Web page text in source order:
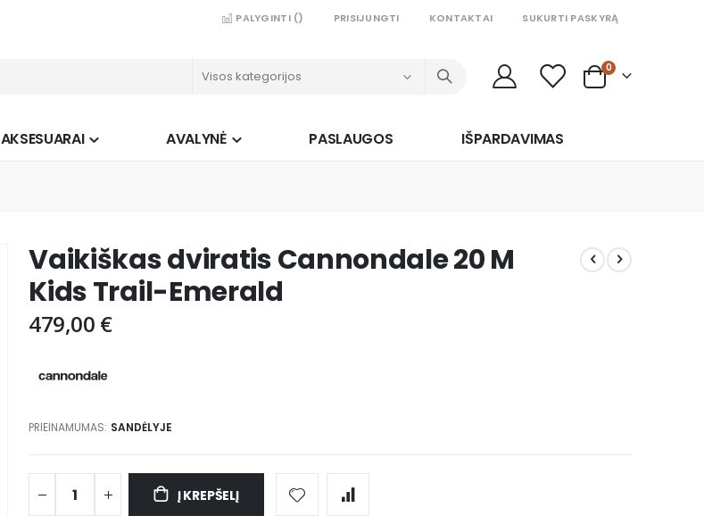
PALYGINTI () PRISIJUNGTI KONTAKTAI SUKURTI PASKYRĄ
Cart
0prekės
AKSESUARAI AVALYNĖ PASLAUGOS IŠPARDAVIMAS
Vaikiškas dviratis Cannondale 20 M
Kids Trail-Emerald
479,00 €
PRIEINAMUMAS: SANDĖLYJE
Į KREPŠELĮ